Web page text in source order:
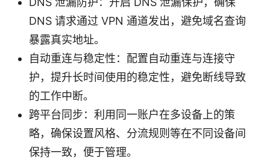
DNS 请求通过 VPN 通道发出，避免域名查询
暴露真实地址。
自动重连与稳定性：配置自动重连与连接守
护，提升长时间使用的稳定性，避免断线导致
的工作中断。
跨平台同步：利用同一账户在多设备上的策
略，确保设置风格、分流规则等在不同设备间
保持一致，便于管理。